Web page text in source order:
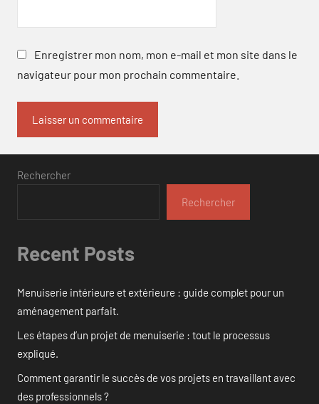
Enregistrer mon nom, mon e-mail et mon site dans le
navigateur pour mon prochain commentaire.
Rechercher
Rechercher
Recent Posts
Menuiserie intérieure et extérieure : guide complet pour un
aménagement parfait.
Les étapes d’un projet de menuiserie : tout le processus
expliqué.
Comment garantir le succès de vos projets en travaillant avec
des professionnels ?